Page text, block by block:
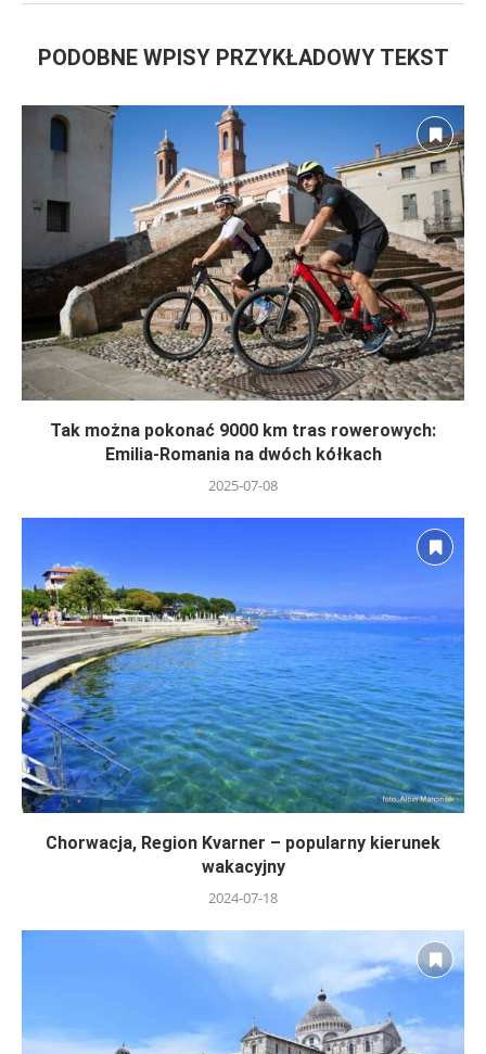
PODOBNE WPISY PRZYKŁADOWY TEKST
Tak można pokonać 9000 km tras rowerowych:
Emilia-Romania na dwóch kółkach
2025-07-08
Chorwacja, Region Kvarner – popularny kierunek
wakacyjny
2024-07-18